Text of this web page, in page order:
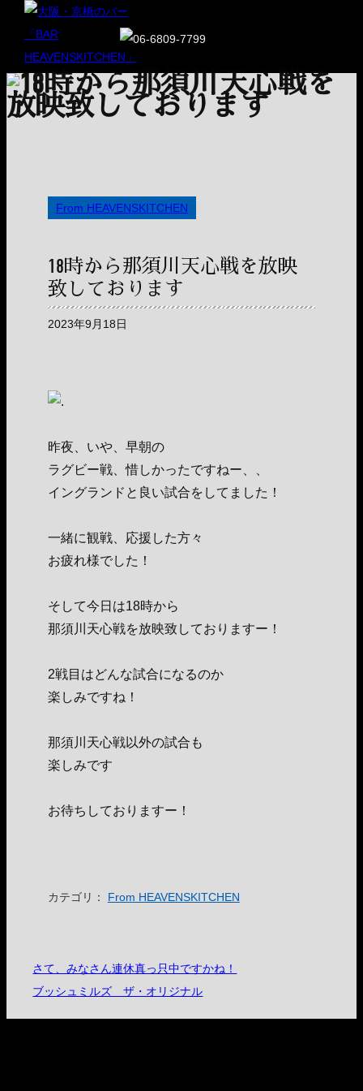
From HEAVENSKITCHEN
18時から那須川天心戦を放映
致しております
2023年9月18日
昨夜、いや、早朝の
ラグビー戦、惜しかったですねー、、
イングランドと良い試合をしてました！
一緒に観戦、応援した方々
お疲れ様でした！
そして今日は18時から
那須川天心戦を放映致しておりますー！
2戦目はどんな試合になるのか
楽しみですね！
那須川天心戦以外の試合も
楽しみです
お待ちしておりますー！
カテゴリ： From HEAVENSKITCHEN
さて、みなさん連休真っ只中ですかね！
ブッシュミルズ ザ・オリジナル